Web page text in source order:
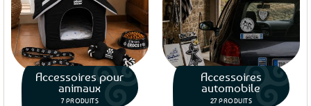
Accessoires pour
animaux
7 PRODUITS
Accessoires
automobile
27 PRODUITS